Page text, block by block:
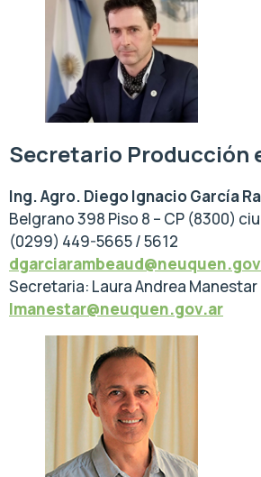
Secretario Producción
Ing. Agro. Diego Ignacio García
Belgrano 398 Piso 8 – CP (8300)
(0299) 449-5665 / 5612
Secretaria: Laura Andrea Manestar
lmanestar@neuquen.gov.ar